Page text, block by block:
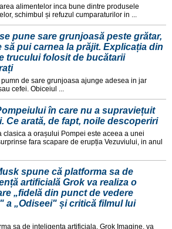
alimentelor inca bune dintre produsele
schimbul și refuzul cumparaturilor in ...
pune sare grunjoasă peste grătar,
să pui carnea la prăjit. Explicația din
trucului folosit de bucătarii
de sare grunjoasa ajunge adesea in jar
cefei. Obiceiul ...
în care nu a supraviețuit
Ce arată, de fapt, noile descoperiri
clasica a orașului Pompei este aceea a unei
fara scapare de erupția Vezuviului, in anul
spune că platforma sa de
artificială Grok va realiza o
„fidelă din punct de vedere
a „Odiseei" și critică filmul lui
sa de inteligența artificiala, Grok Imagine, va